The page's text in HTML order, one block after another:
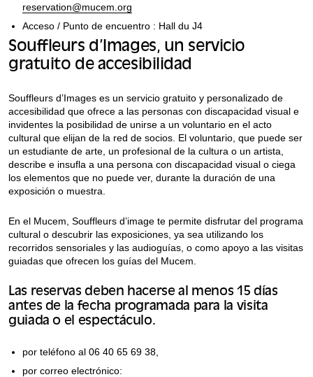
reservation@mucem.org
Acceso / Punto de encuentro : Hall du J4
Souffleurs d’Images, un servicio
gratuito de accesibilidad
Souffleurs d’Images es un servicio gratuito y personalizado de
accesibilidad que ofrece a las personas con discapacidad visual e
invidentes la posibilidad de unirse a un voluntario en el acto
cultural que elijan de la red de socios. El voluntario, que puede ser
un estudiante de arte, un profesional de la cultura o un artista,
describe e insufla a una persona con discapacidad visual o ciega
los elementos que no puede ver, durante la duración de una
exposición o muestra.
En el Mucem, Souffleurs d’image te permite disfrutar del programa
cultural o descubrir las exposiciones, ya sea utilizando los
recorridos sensoriales y las audioguías, o como apoyo a las visitas
guiadas que ofrecen los guías del Mucem.
Las reservas deben hacerse al menos 15 días
antes de la fecha programada para la visita
guiada o el espectáculo.
por teléfono al 06 40 65 69 38,
por correo electrónico: